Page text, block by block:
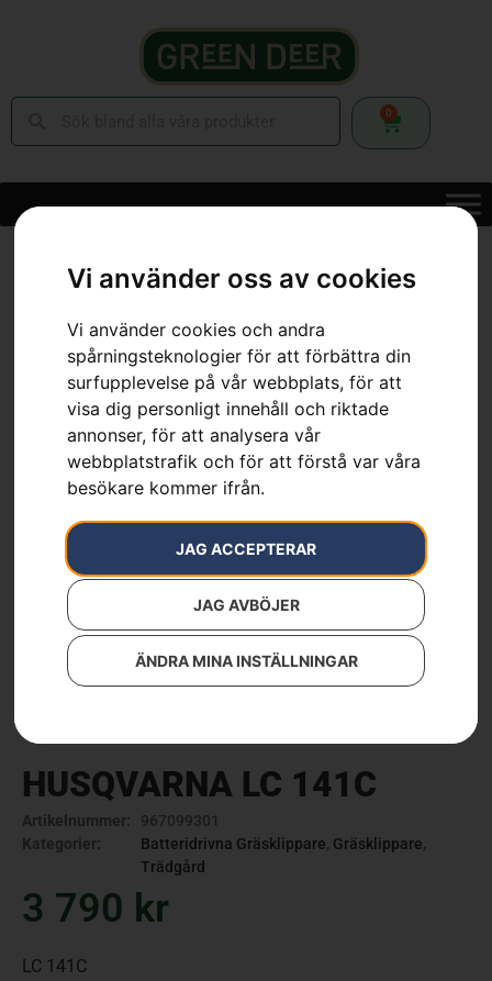
Vi använder oss av cookies
Vi använder cookies och andra
spårningsteknologier för att förbättra din
surfupplevelse på vår webbplats, för att
visa dig personligt innehåll och riktade
annonser, för att analysera vår
webbplatstrafik och för att förstå var våra
besökare kommer ifrån.
JAG ACCEPTERAR
JAG AVBÖJER
ÄNDRA MINA INSTÄLLNINGAR
0
HUSQVARNA LC 141C
HUSQVARNA LC 141C
Artikelnummer:
967099301
Kategorier:
Batteridrivna Gräsklippare, Gräsklippare,
Trädgård
3 790 kr
LC 141C